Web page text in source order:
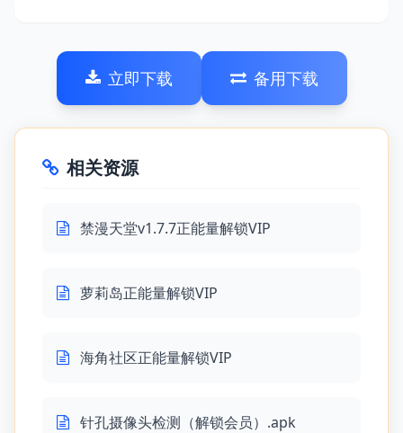
立即下载 备用下载
相关资源
禁漫天堂v1.7.7正能量解锁VIP
萝莉岛正能量解锁VIP
海角社区正能量解锁VIP
针孔摄像头检测（解锁会员）.apk